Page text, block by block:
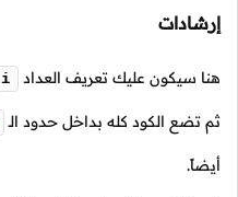
إرشادات
هنا سيكون عليك تعريف العداد i
ثم تضع الكود كله بداخل حدود الـ
أيضاً.